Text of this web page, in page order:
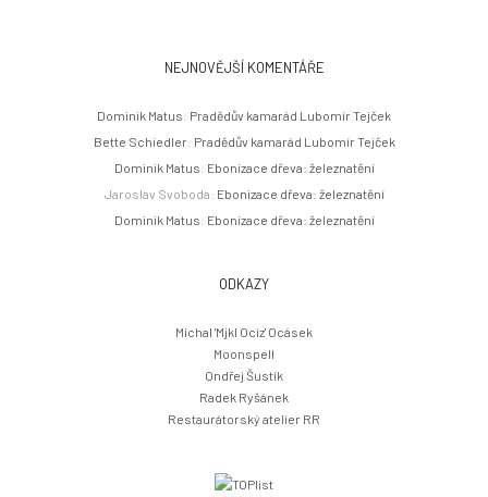
NEJNOVĚJŠÍ KOMENTÁŘE
Dominik Matus: Pradědův kamarád Lubomír Tejček
Bette Schiedler: Pradědův kamarád Lubomír Tejček
Dominik Matus: Ebonizace dřeva: železnatění
Jaroslav Svoboda: Ebonizace dřeva: železnatění
Dominik Matus: Ebonizace dřeva: železnatění
ODKAZY
Michal 'Mjkl Ociz' Ocásek
Moonspell
Ondřej Šustík
Radek Ryšánek
Restaurátorský atelier RR